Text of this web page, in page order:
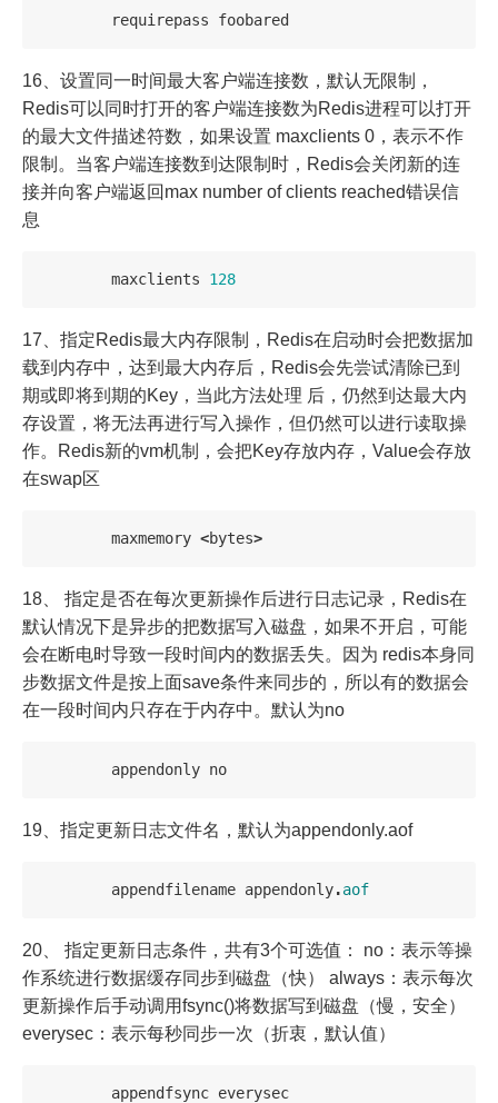
requirepass foobared
16、设置同一时间最大客户端连接数，默认无限制，
Redis可以同时打开的客户端连接数为Redis进程可以打开
的最大文件描述符数，如果设置 maxclients 0，表示不作
限制。当客户端连接数到达限制时，Redis会关闭新的连
接并向客户端返回max number of clients reached错误信
息
maxclients 128
17、指定Redis最大内存限制，Redis在启动时会把数据加
载到内存中，达到最大内存后，Redis会先尝试清除已到
期或即将到期的Key，当此方法处理 后，仍然到达最大内
存设置，将无法再进行写入操作，但仍然可以进行读取操
作。Redis新的vm机制，会把Key存放内存，Value会存放
在swap区
maxmemory <bytes>
18、 指定是否在每次更新操作后进行日志记录，Redis在
默认情况下是异步的把数据写入磁盘，如果不开启，可能
会在断电时导致一段时间内的数据丢失。因为 redis本身同
步数据文件是按上面save条件来同步的，所以有的数据会
在一段时间内只存在于内存中。默认为no
appendonly no
19、指定更新日志文件名，默认为appendonly.aof
appendfilename appendonly.aof
20、 指定更新日志条件，共有3个可选值： no：表示等操
作系统进行数据缓存同步到磁盘（快） always：表示每次
更新操作后手动调用fsync()将数据写到磁盘（慢，安全）
everysec：表示每秒同步一次（折衷，默认值）
appendfsync everysec